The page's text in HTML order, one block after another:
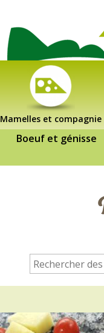
Mamelles et compagnie
Boeuf et génisse